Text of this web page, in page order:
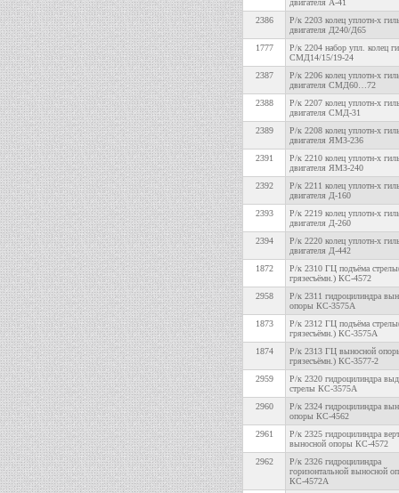
двигателя А-41
2386
Р/к 2203 колец уплотн-х
двигателя Д240/Д65
1777
Р/к 2204 набор упл. колец
СМД14/15/19-24
2387
Р/к 2206 колец уплотн-х
двигателя СМД60…72
2388
Р/к 2207 колец уплотн-х
двигателя СМД-31
2389
Р/к 2208 колец уплотн-х
двигателя ЯМЗ-236
2391
Р/к 2210 колец уплотн-х
двигателя ЯМЗ-240
2392
Р/к 2211 колец уплотн-х
двигателя Д-160
2393
Р/к 2219 колец уплотн-х
двигателя Д-260
2394
Р/к 2220 колец уплотн-х
двигателя Д-442
1872
Р/к 2310 ГЦ подъёма
грязесъёмн.) КС-4572
2958
Р/к 2311 гидроцилиндра
опоры КС-3575А
1873
Р/к 2312 ГЦ подъёма
грязесъёмн.) КС-3575А
1874
Р/к 2313 ГЦ выносной
грязесъёмн.) КС-3577-2
2959
Р/к 2320 гидроцилиндра
стрелы КС-3575А
2960
Р/к 2324 гидроцилиндра
опоры КС-4562
2961
Р/к 2325 гидроцилиндра
выносной опоры КС-4572
2962
Р/к 2326 гидроцилиндра
горизонтальной выносной
КС-4572А